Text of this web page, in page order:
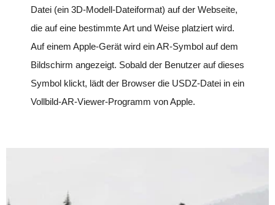
Datei (ein 3D-Modell-Dateiformat) auf der Webseite,
die auf eine bestimmte Art und Weise platziert wird.
Auf einem Apple-Gerät wird ein AR-Symbol auf dem
Bildschirm angezeigt. Sobald der Benutzer auf dieses
Symbol klickt, lädt der Browser die USDZ-Datei in ein
Vollbild-AR-Viewer-Programm von Apple.